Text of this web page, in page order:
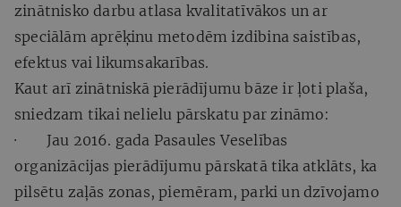
zinātnisko darbu atlasa kvalitatīvākos un ar
speciālām aprēķinu metodēm izdibina saistības,
efektus vai likumsakarības.
Kaut arī zinātniskā pierādījumu bāze ir ļoti plaša,
sniedzam tikai nelielu pārskatu par zināmo:
· Jau 2016. gada Pasaules Veselības
organizācijas pierādījumu pārskatā tika atklāts, ka
pilsētu zaļās zonas, piemēram, parki un dzīvojamo